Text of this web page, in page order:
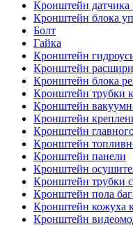
Кронштейн датчика
Кронштейн блока
Болт
Гайка
Кронштейн
Кронштейн
Кронштейн блока
Кронштейн трубки
Кронштейн
Кронштейн
Кронштейн
Кронштейн
Кронштейн панели
Кронштейн
Кронштейн трубки
Кронштейн пола
Кронштейн кожуха
Кронштейн